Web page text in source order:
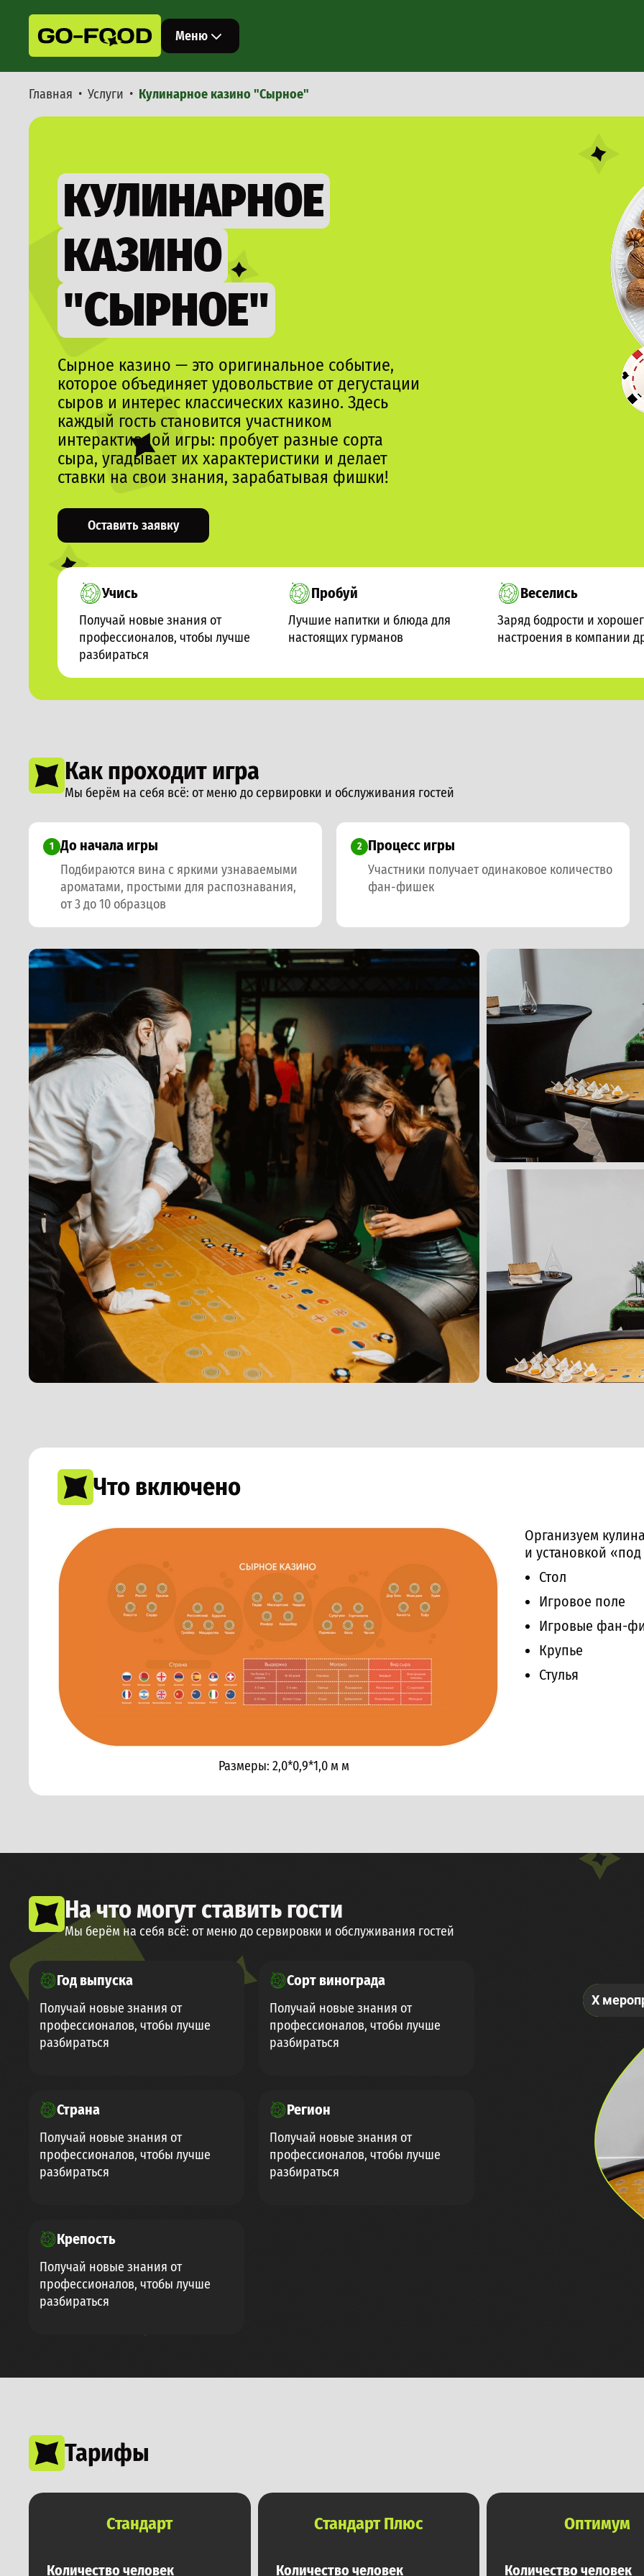
Меню
Доставка
Анимационные станции
Кулинарное казино
Мастер-классы
Услуги
Меню
Бургеры
Хот-доги
Кесадилья
Вок
Блинная станция
Очаг-гриль
Полевая кухня
Главная Услуги Кулинарное казино "Сырное"
КУЛИНАРНОЕ
КАЗИНО
"СЫРНОЕ"
Сырное казино — это оригинальное событие,
которое объединяет удовольствие от дегустации
сыров и интерес классических казино. Здесь
каждый гость становится участником
интерактивной игры: пробует разные сорта
сыра, угадывает их характеристики и делает
ставки на свои знания, зарабатывая фишки!
Оставить заявку
Учись
Получай новые знания от
профессионалов, чтобы лучше
разбираться
Пробуй
Лучшие напитки и блюда для
настоящих гурманов
Веселись
Заряд бодрости и
настроения в компании
Как проходит игра
Мы берём на себя всё: от меню до сервировки и обслуживания гостей
1 До начала игры
Подбираются вина с яркими узнаваемыми
ароматами, простыми для распознавания,
от 3 до 10 образцов
2 Процесс игры
Участники получает одинаковое количество
фан-фишек
Что включено
Организуем
и установкой
Стол
Игровое поле
Игровые фан-
Крупье
Стулья
Размеры: 2,0*0,9*1,0 м м
На что могут ставить гости
Мы берём на себя всё: от меню до сервировки и обслуживания гостей
Год выпуска
Получай новые знания от
профессионалов, чтобы лучше
разбираться
Сорт винограда
Получай новые знания от
профессионалов, чтобы лучше
разбираться
Страна
Получай новые знания от
профессионалов, чтобы лучше
разбираться
Регион
Получай новые знания от
профессионалов, чтобы лучше
разбираться
Крепость
Получай новые знания от
профессионалов, чтобы лучше
разбираться
весело
X
Тарифы
Стандарт
Количество человек
Стандарт Плюс
Количество человек
Оптимум
Количество человек